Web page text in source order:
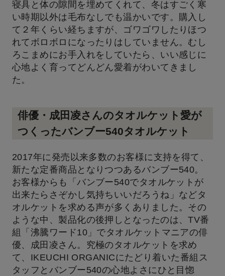
寝具と体の隙間を埋めてくれて、冬はすごく寒
い時期以外は毛布なしでも温かいです。購入し
て２年くらい経ちますが、ゴワゴワしたりほつ
れてボロボロになったりはしていません。むし
ろこまめにお手入れをしていたら、いい感じに
心地よく育ってどんどん愛着がわいてきまし
た。
俳優・成田凌さんのタオルケット愛が
つくったバンブー540タオルケット
2017年に発売以来多数のお客様に支持を得て、
新たな定番商品となりつつあるバンブー540。
お客様からも「バンブー540でタオルケットが
出来たらさぞかし気持ちいいだろうね」などタ
オルケットを求める声が多くありました。その
ような中、製品化の後押しとなったのは、TV番
組「沸騰ワード10」でタオルケットマニアの俳
優、成田凌さん。究極のタオルケットを求め
て、IKEUCHI ORGANICにたどり着いた番組ス
タッフとバンブー540の心地よさにひと目惚